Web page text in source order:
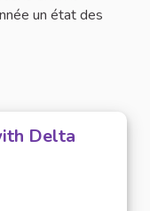
un état des
Delta